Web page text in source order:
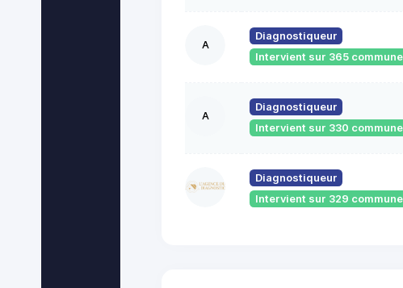
A
Diagnostiqueur
Intervient sur 365
A
Diagnostiqueur
Intervient sur 330
Diagnostiqueur
Intervient sur 329